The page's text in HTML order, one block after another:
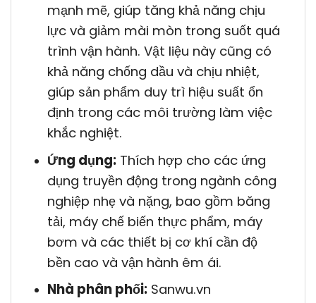
mạnh mẽ, giúp tăng khả năng chịu
lực và giảm mài mòn trong suốt quá
trình vận hành. Vật liệu này cũng có
khả năng chống dầu và chịu nhiệt,
giúp sản phẩm duy trì hiệu suất ổn
định trong các môi trường làm việc
khắc nghiệt.
Ứng dụng:Thích hợp cho các ứng
dụng truyền động trong ngành công
nghiệp nhẹ và nặng, bao gồm băng
tải, máy chế biến thực phẩm, máy
bơm và các thiết bị cơ khí cần độ
bền cao và vận hành êm ái.
Nhà phân phối:Sanwu.vn